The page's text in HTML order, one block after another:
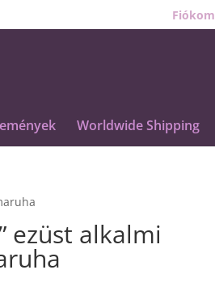
Fiókom
Worldwide Shipping
ezüst alkalmi